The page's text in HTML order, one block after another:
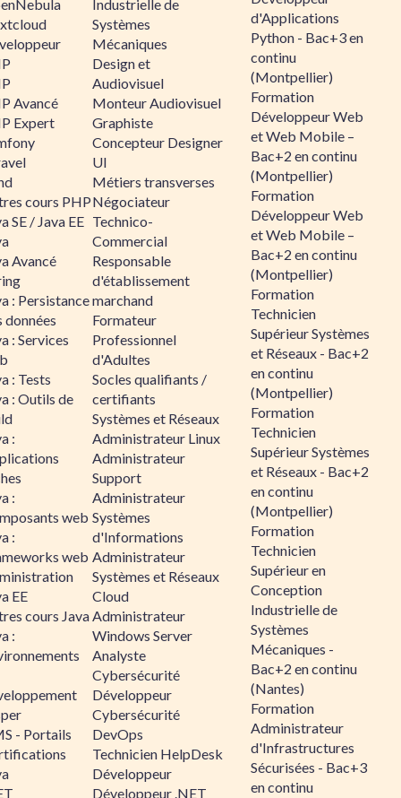
Avancé
Expert
cours PHP
SE / Java EE
Avancé
: Persistance
données
: Services
: Tests
: Outils de
:
:
web
:
web
EE
cours Java
:
- Portails
Industrielle de
Systèmes
Mécaniques
Design et
Audiovisuel
Monteur Audiovisuel
Graphiste
Concepteur Designer
UI
Métiers transverses
Négociateur
Technico-
Commercial
Responsable
d'établissement
marchand
Formateur
Professionnel
d'Adultes
Socles qualifiants /
certifiants
Systèmes et Réseaux
Administrateur Linux
Administrateur
Support
Administrateur
Systèmes
d'Informations
Administrateur
Systèmes et Réseaux
Cloud
Administrateur
Windows Server
Analyste
Cybersécurité
Développeur
Cybersécurité
DevOps
Technicien HelpDesk
Développeur
Développeur .NET
d'Applications
Python - Bac+3 en
continu
(Montpellier)
Formation
Développeur Web
et Web Mobile –
Bac+2 en continu
(Montpellier)
Formation
Développeur Web
et Web Mobile –
Bac+2 en continu
(Montpellier)
Formation
Technicien
Supérieur Systèmes
et Réseaux - Bac+2
en continu
(Montpellier)
Formation
Technicien
Supérieur Systèmes
et Réseaux - Bac+2
en continu
(Montpellier)
Formation
Technicien
Supérieur en
Conception
Industrielle de
Systèmes
Mécaniques -
Bac+2 en continu
(Nantes)
Formation
Administrateur
d'Infrastructures
Sécurisées - Bac+3
en continu